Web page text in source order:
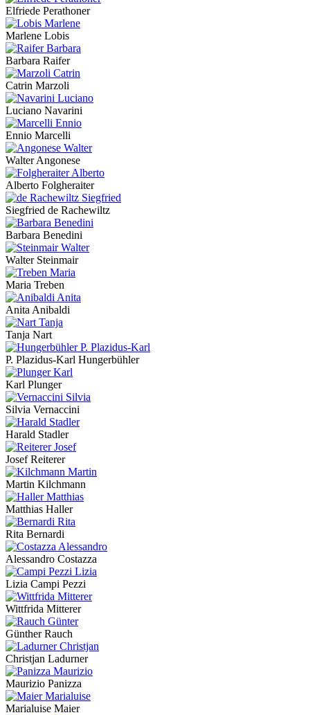
Elfriede Perathoner
Marlene Lobis
Barbara Raifer
Catrin Marzoli
Luciano Navarini
Ennio Marcelli
Walter Angonese
Alberto Folgheraiter
Siegfried de Rachewiltz
Barbara Benedini
Walter Steinmair
Maria Treben
Anita Anibaldi
Tanja Nart
P. Plazidus-Karl Hungerbühler
Karl Plunger
Silvia Vernaccini
Harald Stadler
Josef Reiterer
Martin Kilchmann
Matthias Haller
Rita Bernardi
Alessandro Costazza
Lizia Campi Pezzi
Wittfrida Mitterer
Günther Rauch
Christjan Ladurner
Maurizio Panizza
Marialuise Maier